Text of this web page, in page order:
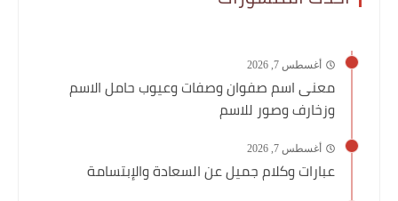
أغسطس 7, 2026
معنى اسم صفوان وصفات وعيوب حامل الاسم
وزخارف وصور للاسم
أغسطس 7, 2026
عبارات وكلام جميل عن السعادة والإبتسامة